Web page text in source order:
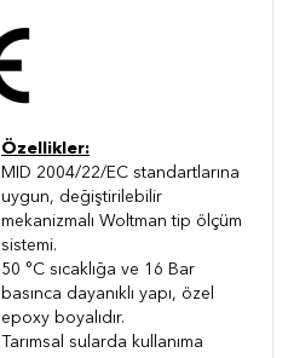
Özellikler:
MID 2004/22/EC standartlarına
uygun, değiştirilebilir
mekanizmalı Woltman tip ölçüm
sistemi.
50 °C sıcaklığa ve 16 Bar
basınca dayanıklı yapı, özel
epoxy boyalıdır.
Tarımsal sularda kullanıma